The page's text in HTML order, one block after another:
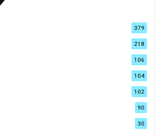
379
218
106
104
102
90
30